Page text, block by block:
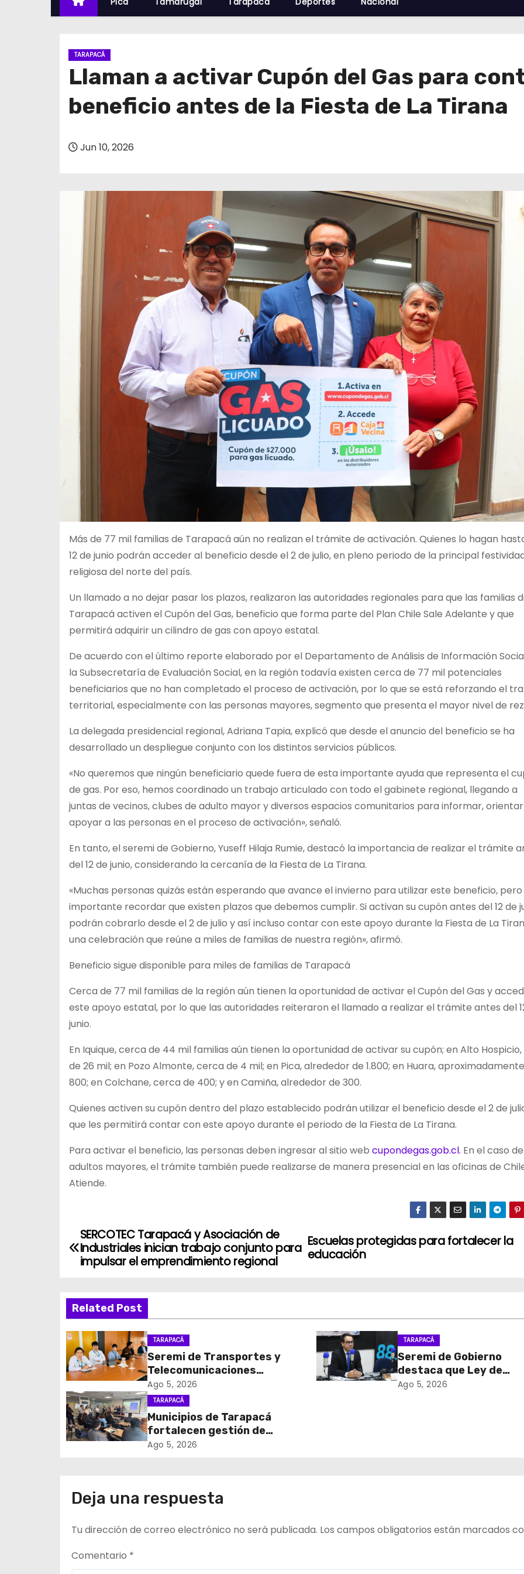
TARAPACÁ
Llaman a activar Cupón del Gas para
beneficio antes de la Fiesta de La Tirana
Jun 10, 2026
Más de 77 mil familias de Tarapacá aún no realizan el trámite de activación. Quienes lo hagan
12 de junio podrán acceder al beneficio desde el 2 de julio, en pleno periodo de la principal
religiosa del norte del país.
Un llamado a no dejar pasar los plazos, realizaron las autoridades regionales para que las familias
Tarapacá activen el Cupón del Gas, beneficio que forma parte del Plan Chile Sale Adelante y que
permitirá adquirir un cilindro de gas con apoyo estatal.
De acuerdo con el último reporte elaborado por el Departamento de Análisis de Información
la Subsecretaría de Evaluación Social, en la región todavía existen cerca de 77 mil potenciales
beneficiarios que no han completado el proceso de activación, por lo que se está reforzando el
territorial, especialmente con las personas mayores, segmento que presenta el mayor nivel de
La delegada presidencial regional, Adriana Tapia, explicó que desde el anuncio del beneficio se ha
desarrollado un despliegue conjunto con los distintos servicios públicos.
«No queremos que ningún beneficiario quede fuera de esta importante ayuda que representa el
de gas. Por eso, hemos coordinado un trabajo articulado con todo el gabinete regional, llegando a
juntas de vecinos, clubes de adulto mayor y diversos espacios comunitarios para informar,
apoyar a las personas en el proceso de activación», señaló.
En tanto, el seremi de Gobierno, Yuseff Hilaja Rumie, destacó la importancia de realizar el trámite
del 12 de junio, considerando la cercanía de la Fiesta de La Tirana.
«Muchas personas quizás están esperando que avance el invierno para utilizar este beneficio, pero
importante recordar que existen plazos que debemos cumplir. Si activan su cupón antes del 12 de
podrán cobrarlo desde el 2 de julio y así incluso contar con este apoyo durante la Fiesta de La
una celebración que reúne a miles de familias de nuestra región», afirmó.
Beneficio sigue disponible para miles de familias de Tarapacá
Cerca de 77 mil familias de la región aún tienen la oportunidad de activar el Cupón del Gas y
este apoyo estatal, por lo que las autoridades reiteraron el llamado a realizar el trámite antes del
junio.
En Iquique, cerca de 44 mil familias aún tienen la oportunidad de activar su cupón; en Alto Hospicio,
de 26 mil; en Pozo Almonte, cerca de 4 mil; en Pica, alrededor de 1.800; en Huara, aproximadamente
800; en Colchane, cerca de 400; y en Camiña, alrededor de 300.
Quienes activen su cupón dentro del plazo establecido podrán utilizar el beneficio desde el 2 de
que les permitirá contar con este apoyo durante el periodo de la Fiesta de La Tirana.
Para activar el beneficio, las personas deben ingresar al sitio web cupondegas.gob.cl. En el caso
adultos mayores, el trámite también puede realizarse de manera presencial en las oficinas de
Atiende.
N
e
g
a
c
i
ó
e
e
n
Escuelas protegidas para fortalecer la
educación
SERCOTEC Tarapacá y Asociación de
Industriales inician trabajo conjunto para
impulsar el emprendimiento regional
Related Post
TARAPACÁ
Seremi de Transportes y
Telecomunicaciones
encabezó primera mesa de
coordinación para el retiro
de cables en desuso en
Iquique
Ago 5, 2026
TARAPACÁ
Seremi de Gobierno
destaca que Ley de
Reconstrucción Nacional
Ago 5, 2026
TARAPACÁ
Municipios de Tarapacá
fortalecen gestión de
subsidios de agua potable
Ago 5, 2026
Deja una respuesta
Tu dirección de correo electrónico no será publicada. Los campos obligatorios están marcados
Comentario *